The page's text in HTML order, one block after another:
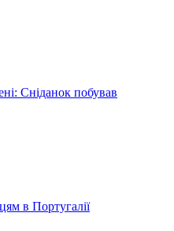
Сніданок побував
в Португалії